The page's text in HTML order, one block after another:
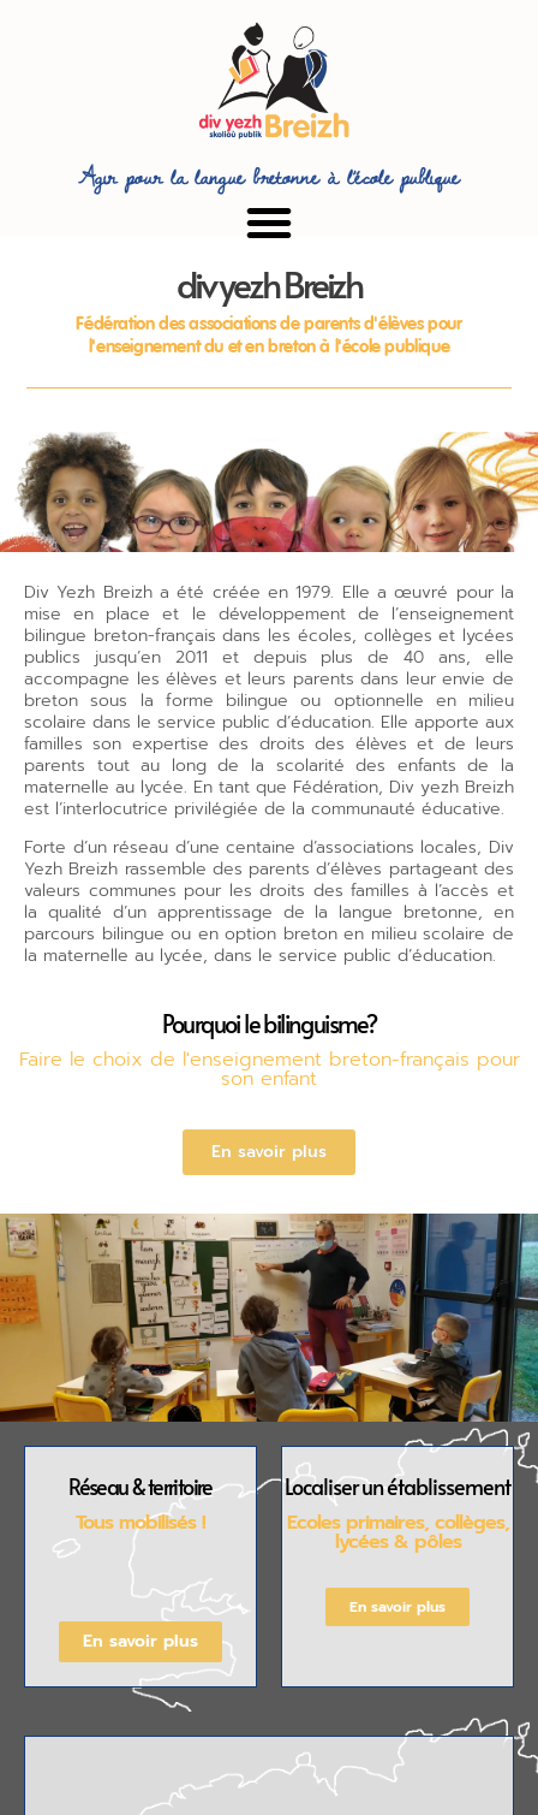
Agir pour la langue bretonne à l’école publique
div yezh Breizh
Fédération des associations de parents d'élèves pour
l'enseignement du et en breton à l'école publique
Div Yezh Breizh a été créée en 1979. Elle a œuvré pour la
mise en place et le développement de l’enseignement
bilingue breton-français dans les écoles, collèges et lycées
publics jusqu’en 2011 et depuis plus de 40 ans, elle
accompagne les élèves et leurs parents dans leur envie de
breton sous la forme bilingue ou optionnelle en milieu
scolaire dans le service public d’éducation. Elle apporte aux
familles son expertise des droits des élèves et de leurs
parents tout au long de la scolarité des enfants de la
maternelle au lycée. En tant que Fédération, Div yezh Breizh
est l’interlocutrice privilégiée de la communauté éducative.
Forte d’un réseau d’une centaine d’associations locales, Div
Yezh Breizh rassemble des parents d’élèves partageant des
valeurs communes pour les droits des familles à l’accès et
la qualité d’un apprentissage de la langue bretonne, en
parcours bilingue ou en option breton en milieu scolaire de
la maternelle au lycée, dans le service public d’éducation.
Pourquoi le bilinguisme?
Faire le choix de l'enseignement breton-français pour
son enfant
En savoir plus
Réseau & territoire
Tous mobilisés !
En savoir plus
Localiser un établissement
Ecoles primaires, collèges,
lycées & pôles
En savoir plus